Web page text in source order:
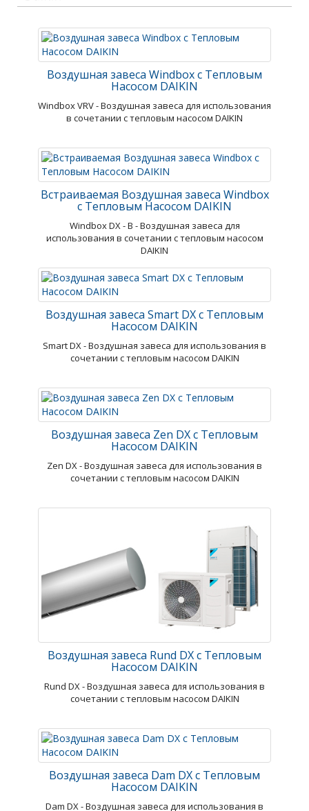
Воздушная завеса Windbox с Тепловым
Насосом DAIKIN
Windbox VRV - Воздушная завеса для использования
в сочетании с тепловым насосом DAIKIN
Встраиваемая Воздушная завеса Windbox
с Тепловым Насосом DAIKIN
Windbox DX - В - Воздушная завеса для
использования в сочетании с тепловым насосом
DAIKIN
Воздушная завеса Smart DX с Тепловым
Насосом DAIKIN
Smart DX - Воздушная завеса для использования в
сочетании с тепловым насосом DAIKIN
Воздушная завеса Zen DX с Тепловым
Насосом DAIKIN
Zen DX - Воздушная завеса для использования в
сочетании с тепловым насосом DAIKIN
Воздушная завеса Rund DX с Тепловым
Насосом DAIKIN
Rund DX - Воздушная завеса для использования в
сочетании с тепловым насосом DAIKIN
Воздушная завеса Dam DX с Тепловым
Насосом DAIKIN
Dam DX - Воздушная завеса для использования в